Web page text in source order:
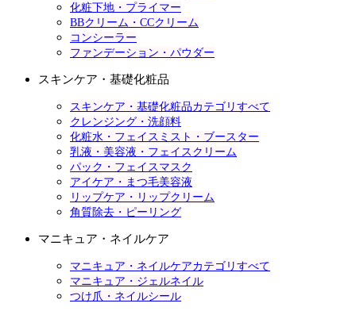
化粧下地・プライマー
BBクリーム・CCクリーム
コンシーラー
ファンデーション・パウダー
スキンケア・基礎化粧品
スキンケア・基礎化粧品カテゴリすべて
クレンジング・洗顔料
化粧水・フェイスミスト・ブースター
乳液・美容液・フェイスクリーム
パック・フェイスマスク
アイケア・まつ毛美容液
リップケア・リップクリーム
角質除去・ピーリング
マニキュア・ネイルケア
マニキュア・ネイルケアカテゴリすべて
マニキュア・ジェルネイル
つけ爪・ネイルシール